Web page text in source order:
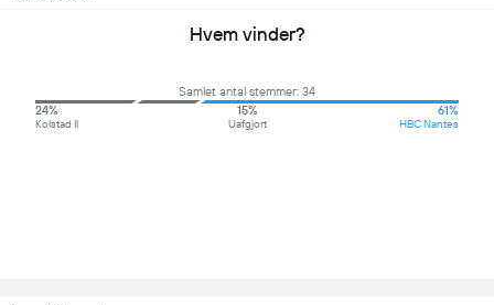
Hvem vinder?
Samlet antal stemmer: 34
24%
Kolstad Il
15%
Uafgjort
61%
HBC Nantes